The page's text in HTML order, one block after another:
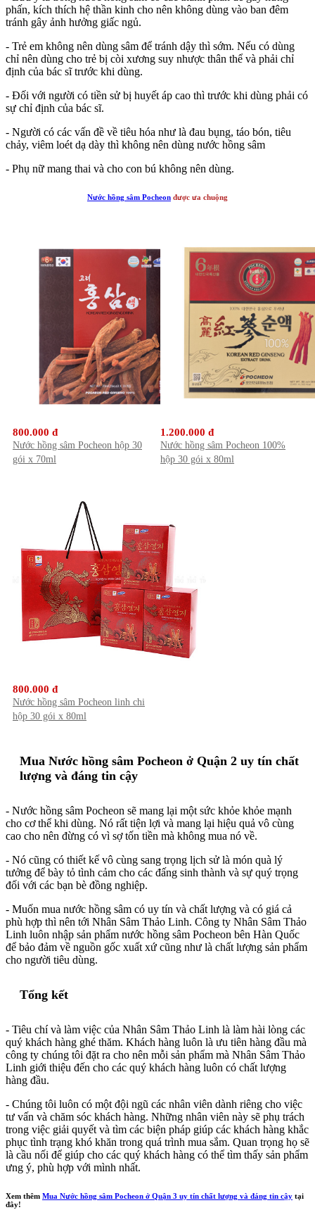
phấn, kích thích hệ thần kinh cho nên không dùng vào ban đêm
tránh gây ảnh hưởng giấc ngủ.
- Trẻ em không nên dùng sâm để tránh dậy thì sớm. Nếu có dùng
chỉ nên dùng cho trẻ bị còi xương suy nhược thân thể và phải chỉ
định của bác sĩ trước khi dùng.
- Đối với người có tiền sử bị huyết áp cao thì trước khi dùng phải có
sự chỉ định của bác sĩ.
- Người có các vấn đề về tiêu hóa như là đau bụng, táo bón, tiêu
chảy, viêm loét dạ dày thì không nên dùng nước hồng sâm
- Phụ nữ mang thai và cho con bú không nên dùng.
Nước hồng sâm Pocheon được ưa chuộng
800.000 đ
Nước hồng sâm Pocheon hộp 30
gói x 70ml
1.200.000 đ
Nước hồng sâm Pocheon 100%
hộp 30 gói x 80ml
800.000 đ
Nước hồng sâm Pocheon linh chi
hộp 30 gói x 80ml
Mua Nước hồng sâm Pocheon ở Quận 2 uy tín chất
lượng và đáng tin cậy
- Nước hồng sâm Pocheon sẽ mang lại một sức khỏe khỏe mạnh
cho cơ thể khi dùng. Nó rất tiện lợi và mang lại hiệu quả vô cùng
cao cho nên đừng có vì sợ tốn tiền mà không mua nó về.
- Nó cũng có thiết kế vô cùng sang trọng lịch sử là món quà lý
tưởng để bày tỏ tình cảm cho các đấng sinh thành và sự quý trọng
đối với các bạn bè đồng nghiệp.
- Muốn mua nước hồng sâm có uy tín và chất lượng và có giá cả
phù hợp thì nên tới Nhân Sâm Thảo Linh. Công ty Nhân Sâm Thảo
Linh luôn nhập sản phẩm nước hồng sâm Pocheon bên Hàn Quốc
để bảo đảm về nguồn gốc xuất xứ cũng như là chất lượng sản phẩm
cho người tiêu dùng.
Tổng kết
- Tiêu chí và làm việc của Nhân Sâm Thảo Linh là làm hài lòng các
quý khách hàng ghé thăm. Khách hàng luôn là ưu tiên hàng đầu mà
công ty chúng tôi đặt ra cho nên mỗi sản phẩm mà Nhân Sâm Thảo
Linh giới thiệu đến cho các quý khách hàng luôn có chất lượng
hàng đầu.
- Chúng tôi luôn có một đội ngũ các nhân viên dành riêng cho việc
tư vấn và chăm sóc khách hàng. Những nhân viên này sẽ phụ trách
trong việc giải quyết và tìm các biện pháp giúp các khách hàng khắc
phục tình trạng khó khăn trong quá trình mua sắm. Quan trọng họ sẽ
là cầu nối để giúp cho các quý khách hàng có thể tìm thấy sản phẩm
ưng ý, phù hợp với mình nhất.
Xem thêm Mua Nước hồng sâm Pocheon ở Quận 3 uy tín chất lượng và đáng tin cậy tại
đây!